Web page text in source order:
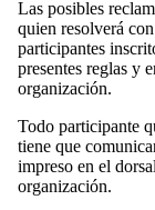
Las posibles
quien resolverá
participantes
presentes reglas y
organización.
Todo participante
tiene que
impreso en el
organización.